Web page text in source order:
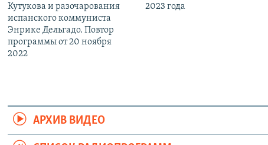
Кутукова и разочарования
испанского коммуниста
Энрике Дельгадо. Повтор
программы от 20 ноября
2022
2023 года
АРХИВ ВИДЕО